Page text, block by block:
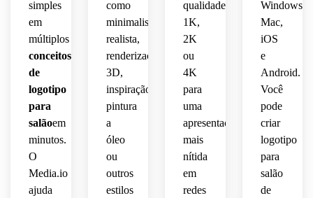
linhas
pretas
em
fundo
branco,
branding
beleza
suave
luxuosa,
sofisticado,
composição
simétrica,
premium
marca
vetor,
de
boutique,
luxo
de
adequado
Mantenha
o
simples
e o
branding
para
vitrines,
cartões
simples
em
múltiplos
conceitos
de
logotipo
para
salãoem
minutos.
O
Media.io
ajuda
como
minimalista,
realista,
renderização
3D,
inspiração
pintura
a
óleo
ou
outros
estilos
qualidade
1K,
2K
ou
4K
para
uma
apresentação
mais
nítida
em
redes
Windows,
Mac,
iOS
e
Android.
Você
pode
criar
logotipo
para
salão
de